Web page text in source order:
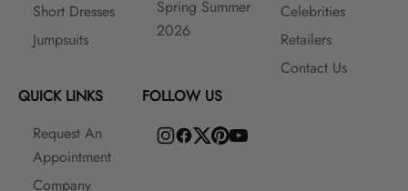
Short Dresses
Jumpsuits
Spring Summer
2026
Celebrities
Retailers
Contact Us
QUICK LINKS
Request An
Appointment
Company
FOLLOW US